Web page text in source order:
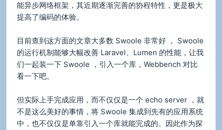
能异步网络框架，其近期逐渐完善的协程特性，更是极大
提高了编码的体验。
目前查到这方面的文章大多数 Swoole 非常好 ， Swoole
的运行机制能够大幅改善 Laravel、Lumen 的性能，让我
们一起装一下 Swoole ，引入一个库，Webbench 对比
看一下吧。
但实际上手完成应用，而不仅仅是一个 echo server ，就
不是这么美好的事情，将 Swoole 集成到先有的应用系统
中，也不仅仅是单靠引入一个库就能完成的。因此作为探